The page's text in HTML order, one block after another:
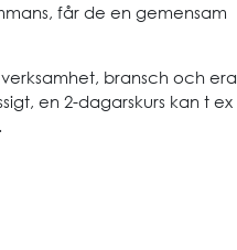
får de en gemensam
bransch och era
en 2-dagarskurs kan t ex